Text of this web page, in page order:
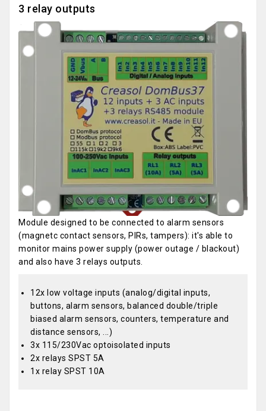
3 relay outputs
Module designed to be connected to alarm sensors
(magnetc contact sensors, PIRs, tampers): it's able to
monitor mains power supply (power outage / blackout)
and also have 3 relays outputs.
12x low voltage inputs (analog/digital inputs,
buttons, alarm sensors, balanced double/triple
biased alarm sensors, counters, temperature and
distance sensors, ...)
3x 115/230Vac optoisolated inputs
2x relays SPST 5A
1x relay SPST 10A